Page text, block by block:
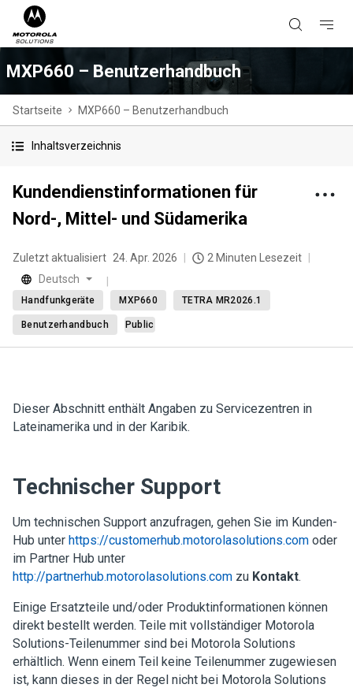
MXP660 – Benutzerhandbuch
Startseite MXP660 – Benutzerhandbuch
Inhaltsverzeichnis
Kundendienstinformationen für
Nord-, Mittel- und Südamerika
Zuletzt aktualisiert 24. Apr. 2026
2 Minuten Lesezeit
Deutsch
Handfunkgeräte MXP660 TETRA MR2026.1
Benutzerhandbuch Public
Dieser Abschnitt enthält Angaben zu Servicezentren in
Lateinamerika und in der Karibik.
Technischer Support
Um technischen Support anzufragen, gehen Sie im Kunden-
Hub unter https://customerhub.motorolasolutions.com oder
im Partner Hub unter
http://partnerhub.motorolasolutions.com zu Kontakt.
Einige Ersatzteile und/oder Produktinformationen können
direkt bestellt werden. Teile mit vollständiger Motorola
Solutions-Teilenummer sind bei Motorola Solutions
erhältlich. Wenn einem Teil keine Teilenummer zugewiesen
ist, kann dieses in der Regel nicht bei Motorola Solutions